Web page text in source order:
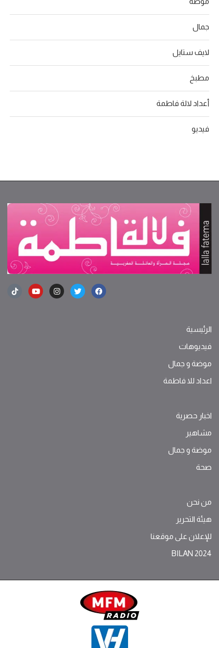
جمال
لايف ستايل
مطبخ
أعداد لالة فاطمة
فيديو
الرئيسية
فيديوهات
موضة ‫و‬ ‫‬‫جمال‬
اعداد للا فاطمة
اخبار حصرية
مشاهير
موضة ‫و‬ ‫‬‫جمال‬
صحة
من نحن
هيئة التحرير
للإعلان على موقعنا
BILAN 2024